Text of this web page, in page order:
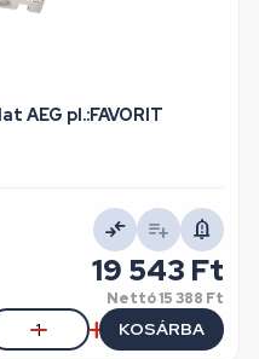
AEG pl.:FAVORIT
19 543 Ft
Nettó15 388 Ft
KOSÁRBA